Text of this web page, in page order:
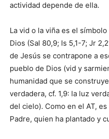
actividad depende de ella.
La vid o la viña es el
Dios (Sal 80,9; Is 5,1-7; Jr
de Jesús se contrapone a
pueblo de Dios (vid y
humanidad que se
verdadera, cf. 1,9: la luz
del cielo). Como en el AT,
Padre, quien ha plantado y